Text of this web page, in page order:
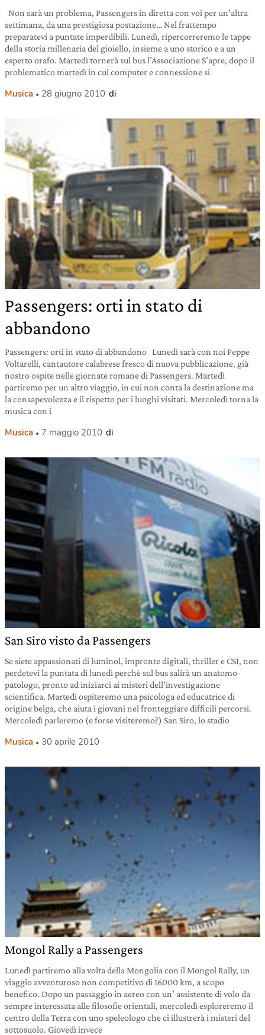
Non sarà un problema, Passengers in diretta con voi per un’altra
settimana, da una prestigiosa postazione… Nel frattempo
preparatevi a puntate imperdibili. Lunedì, ripercorreremo le tappe
della storia millenaria del gioiello, insieme a uno storico e a un
esperto orafo. Martedì tornerà sul bus l’Associazione S’apre, dopo il
problematico martedì in cui computer e connessione si
Musica 28 giugno 2010 di
Passengers: orti in stato di
abbandono
Passengers: orti in stato di abbandono Lunedì sarà con noi Peppe
Voltarelli, cantautore calabrese fresco di nuova pubblicazione, già
nostro ospite nelle giornate romane di Passengers. Martedì
partiremo per un altro viaggio, in cui non conta la destinazione ma
la consapevolezza e il rispetto per i luoghi visitati. Mercoledì torna la
musica con i
Musica 7 maggio 2010 di
San Siro visto da Passengers
Se siete appassionati di luminol, impronte digitali, thriller e CSI, non
perdetevi la puntata di lunedì perchè sul bus salirà un anatomo-
patologo, pronto ad iniziarci ai misteri dell’investigazione
scientifica. Martedì ospiteremo una psicologa ed educatrice di
origine belga, che aiuta i giovani nel fronteggiare difficili percorsi.
Mercoledì parleremo (e forse visiteremo?) San Siro, lo stadio
Musica 30 aprile 2010
Mongol Rally a Passengers
Lunedì partiremo alla volta della Mongolia con il Mongol Rally, un
viaggio avventuroso non competitivo di 16000 km, a scopo
benefico. Dopo un passaggio in aereo con un’ assistente di volo da
sempre interessata alle filosofie orientali, mercoledì esploreremo il
centro della Terra con uno speleologo che ci illustrerà i misteri del
sottosuolo. Giovedì invece